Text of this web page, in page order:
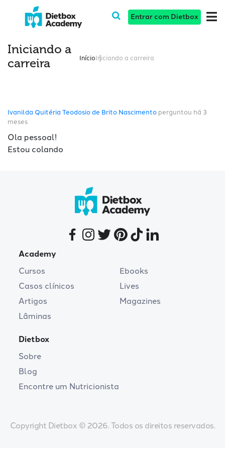
Entrar com Dietbox
Iniciando a
carreira
InícioIniciando a carreira
Ivanilda Quitéria Teodosio de Brito Nascimento perguntou há 3
meses
Ola pessoal!
Estou colando
Academy
Cursos
Casos clínicos
Artigos
Lâminas
Ebooks
Lives
Magazines
Dietbox
Sobre
Blog
Encontre um Nutricionista
Copyright Dietbox © 2026. Todos os direitos reservados.